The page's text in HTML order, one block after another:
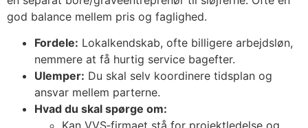
god balance mellem pris og faglighed.
Fordele: Lokalkendskab, ofte billigere arbejdsløn,
nemmere at få hurtig service bagefter.
Ulemper: Du skal selv koordinere tidsplan og
ansvar mellem parterne.
Hvad du skal spørge om: